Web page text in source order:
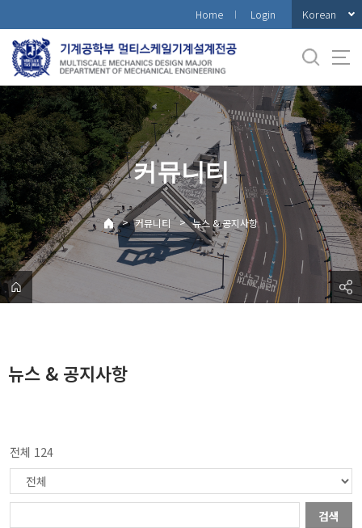
로
메
뉴
Home Login Korean
커뮤니티
> 커뮤니티 > 뉴스 & 공지사항
뉴스 & 공지사항
전체 124
검색